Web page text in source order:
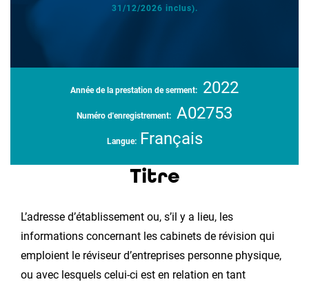
31/12/2026 inclus).
Année de la prestation de serment: 2022
Numéro d'enregistrement: A02753
Langue: Français
Titre
L’adresse d’établissement ou, s’il y a lieu, les
informations concernant les cabinets de révision qui
emploient le réviseur d’entreprises personne physique,
ou avec lesquels celui-ci est en relation en tant